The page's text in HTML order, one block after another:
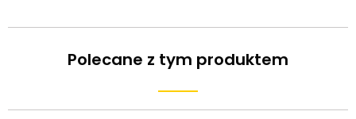
Polecane z tym produktem